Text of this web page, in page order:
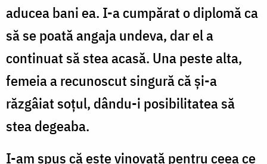
aducea bani ea. I-a cumpărat o diplomă ca
să se poată angaja undeva, dar el a
continuat să stea acasă. Una peste alta,
femeia a recunoscut singură că şi-a
răzgâiat soţul, dându-i posibilitatea să
stea degeaba.
I-am spus că este vinovată pentru ceea ce